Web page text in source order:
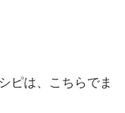
ピは、こちらでま